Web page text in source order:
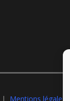
| Mentions légales